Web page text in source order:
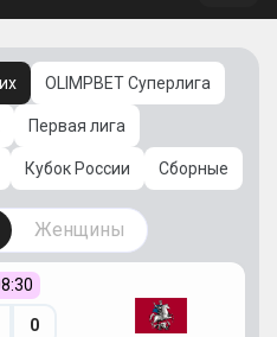
OLIMPBET Суперлига
Первая лига
Кубок России Сборные
Женщины
0